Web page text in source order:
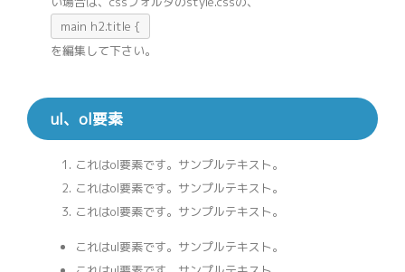
main h2.title {
を編集して下さい。
ul、ol要素
これはol要素です。サンプルテキスト。
これはol要素です。サンプルテキスト。
これはol要素です。サンプルテキスト。
これはul要素です。サンプルテキスト。